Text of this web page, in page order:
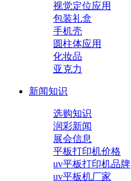
视觉定位应用
包装礼盒
手机壳
圆柱体应用
化妆品
亚克力
新闻知识
选购知识
润彩新闻
展会信息
平板打印机价格
uv平板打印机品牌
uv平板机厂家